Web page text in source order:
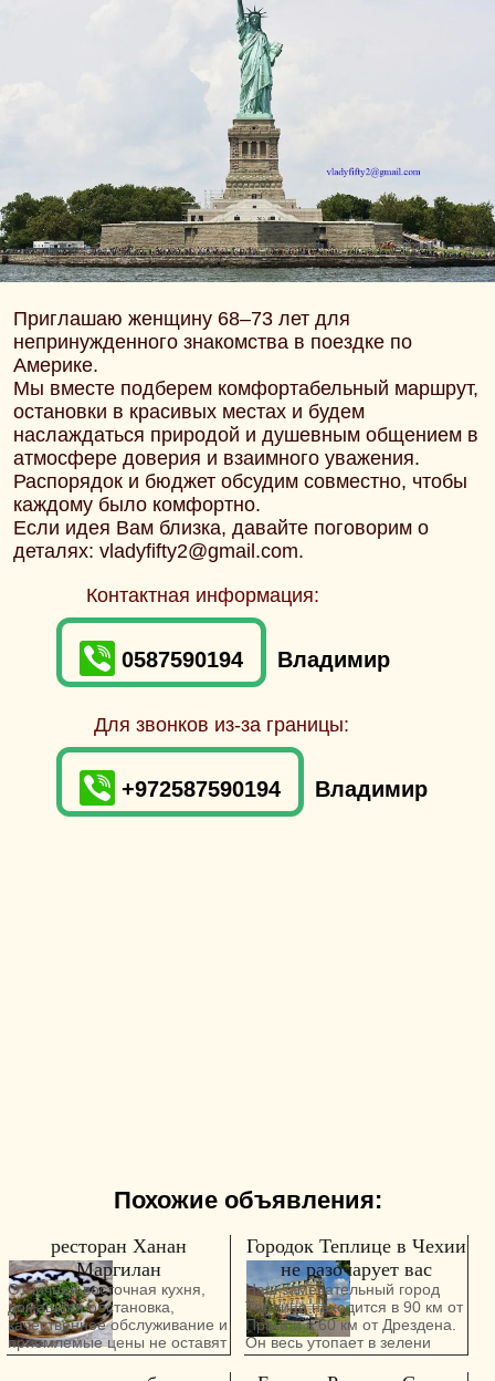
Приглашаю женщину 68–73 лет для
непринужденного знакомства в поездке по
Америке.
Мы вместе подберем комфортабельный маршрут,
остановки в красивых местах и будем
наслаждаться природой и душевным общением в
атмосфере доверия и взаимного уважения.
Распорядок и бюджет обсудим совместно, чтобы
каждому было комфортно.
Если идея Вам близка, давайте поговорим о
деталях: vladyfifty2@gmail.com.
Контактная информация:
0587590194 Владимир
Для звонков из-за границы:
+972587590194 Владимир
Похожие объявления:
ресторан Ханан
Маргилан
Отличная восточная кухня,
домашняя обстановка,
качественное обслуживание и
приемлемые цены не оставят
Вас равнодушными.
Городок Теплице в Чехии
не разочарует вас
Наш замечательный город
Теплице находится в 90 км от
Праги и в 60 км от Дрездена.
Он весь утопает в зелени
парков , и мы с нетерпением